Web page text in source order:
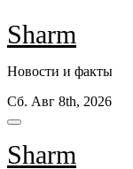
Перейти
кSharm
Новости и факты
Сб. Авг 8th, 2026
Sharm